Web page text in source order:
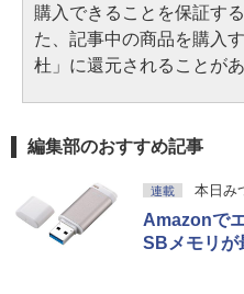
購入できることを保証す
た、記事中の商品を購入
杜」に還元されることがあ
編集部のおすすめ記事
連載 本日み
Amazonで
SBメモリが